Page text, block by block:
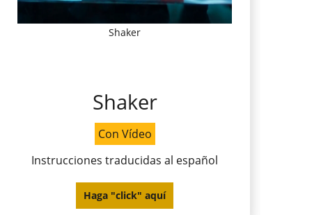
Shaker
Shaker
Con Vídeo
Instrucciones traducidas al español
Haga "click" aquí